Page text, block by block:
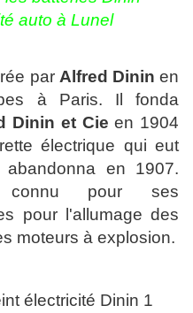
auto à Lunel
par Alfred Dinin en
à Paris. Il fonda
Dinin et Cie en 1904
électrique qui eut
en 1907.
pour ses
pour l'allumage des
moteurs à explosion.